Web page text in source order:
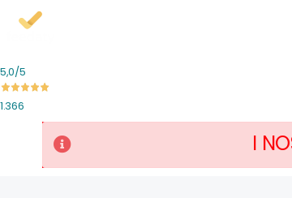
5,0/5
1.366
I